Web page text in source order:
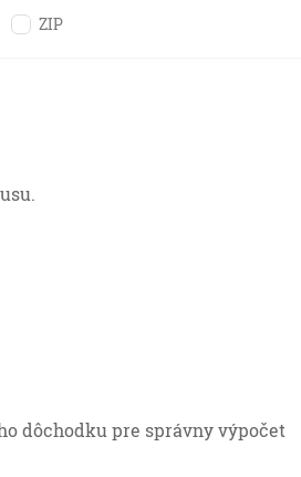
ZIP
dôchodku pre správny výpočet